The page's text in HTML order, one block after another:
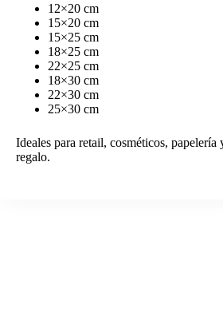
12×20 cm
15×20 cm
15×25 cm
18×25 cm
22×25 cm
18×30 cm
22×30 cm
25×30 cm
Ideales para retail, cosméticos, papelería
regalo.